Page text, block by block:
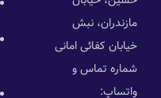
مازندران، نبش
خیابان کفائی امانی
شماره تماس و
واتساپ: